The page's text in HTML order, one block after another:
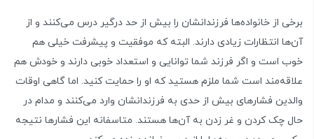
برخی از خانواده‌ها فرزندانشان را بیش از حد درگیر درس می‌کنند و از
آن‌ها انتظارات زیادی دارند. البته که موفقیت و پیشرفت خیلی هم
خوب است و اگر فرزند شما توانایی و استعداد خوبی دارند و خودش هم
علاقه‌مند است شما ملزم هستید که او را حمایت کنید. اما گاهی اوقات
والدین فشارهای بیش از حدی به فرزندانشان وارد می‌کنند و مدام در
حال چک کردن و غر زدن به آن‌ها هستند. متاسفانه این فشارها نتیجه